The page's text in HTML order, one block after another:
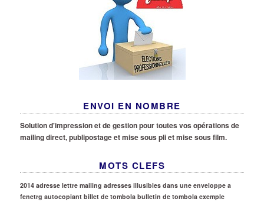
ENVOI EN NOMBRE
Solution d'impression et de gestion pour toutes vos opérations de
mailing direct, publipostage et mise sous pli et mise sous film.
MOTS CLEFS
2014 adresse lettre mailing adresses illusibles dans une enveloppe a
fenetrg autocopiant billet de tombola bulletin de tombola exemple